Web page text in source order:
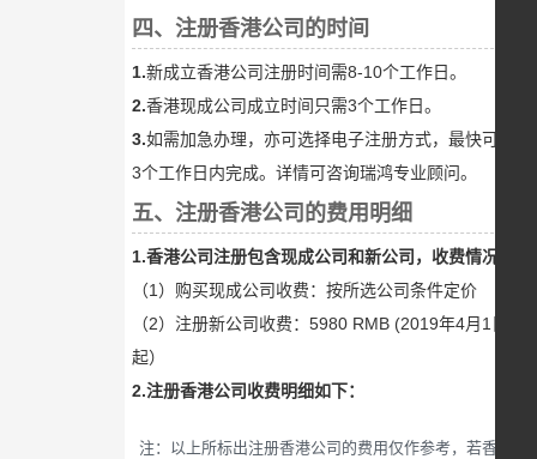
四、注册香港公司的时间
1.新成立香港公司注册时间需8-10个工作日。
2.香港现成公司成立时间只需3个工作日。
3.如需加急办理，亦可选择电子注册方式，最快可在
3个工作日内完成。详情可咨询瑞鸿专业顾问。
五、注册香港公司的费用明细
1.香港公司注册包含现成公司和新公司，收费情况：
（1）购买现成公司收费：按所选公司条件定价
（2）注册新公司收费：5980 RMB (2019年4月1日
起）
2.注册香港公司收费明细如下：
注：以上所标出注册香港公司的费用仅作参考，若香港